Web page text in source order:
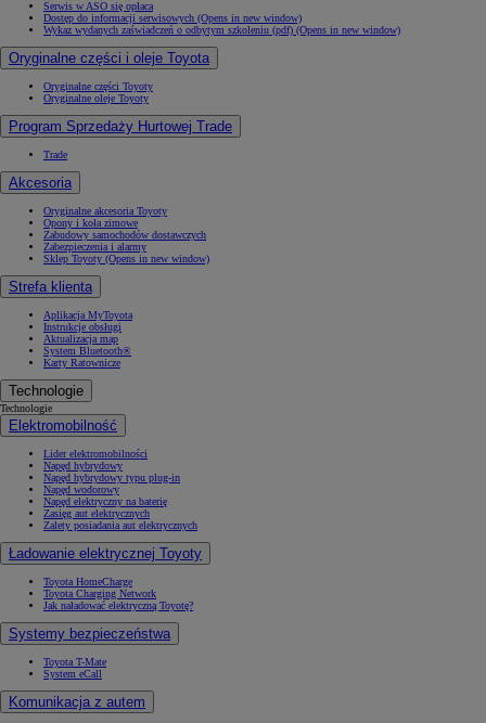
Serwis w ASO się opłaca
Dostęp do informacji serwisowych (Opens in new window)
Wykaz wydanych zaświadczeń o odbytym szkoleniu (pdf) (Opens in new window)
Oryginalne części i oleje Toyota
Oryginalne części Toyoty
Oryginalne oleje Toyoty
Program Sprzedaży Hurtowej Trade
Trade
Akcesoria
Oryginalne akcesoria Toyoty
Opony i koła zimowe
Zabudowy samochodów dostawczych
Zabezpieczenia i alarmy
Sklep Toyoty (Opens in new window)
Strefa klienta
Aplikacja MyToyota
Instrukcje obsługi
Aktualizacja map
System Bluetooth®
Karty Ratownicze
Technologie
Technologie
Elektromobilność
Lider elektromobilności
Napęd hybrydowy
Napęd hybrydowy typu plug-in
Napęd wodorowy
Napęd elektryczny na baterię
Zasięg aut elektrycznych
Zalety posiadania aut elektrycznych
Ładowanie elektrycznej Toyoty
Toyota HomeCharge
Toyota Charging Network
Jak naładować elektryczną Toyotę?
Systemy bezpieczeństwa
Toyota T-Mate
System eCall
Komunikacja z autem